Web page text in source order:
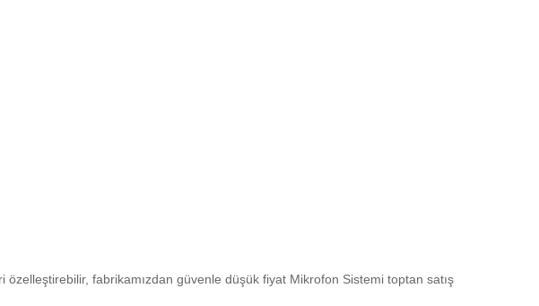
fabrikamızdan güvenle düşük fiyat Mikrofon Sistemi toptan satış